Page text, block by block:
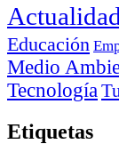
Actualidad
Educación
Medio
Tecnología
Etiquetas